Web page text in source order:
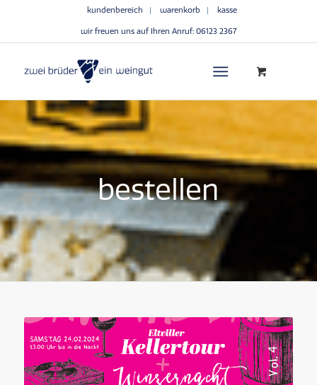
kundenbereich warenkorb kasse
wir freuen uns auf Ihren Anruf: 06123 2367
bestellen